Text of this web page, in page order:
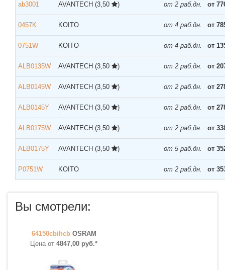
ab3001 AVANTECH (3,50 ) от 2 раб.дн. от
0457K KOITO от 4 раб.дн. от
0751W KOITO от 4 раб.дн. от
ALB0135W AVANTECH (3,50 ) от 2 раб.дн. от
ALB0145W AVANTECH (3,50 ) от 2 раб.дн. от
ALB0145Y AVANTECH (3,50 ) от 2 раб.дн. от
ALB0175W AVANTECH (3,50 ) от 2 раб.дн. от
ALB0175Y AVANTECH (3,50 ) от 5 раб.дн. от
P0751W KOITO от 2 раб.дн. от
Вы смотрели:
64150cbihcb OSRAM
Цена от 4847,00 руб.*